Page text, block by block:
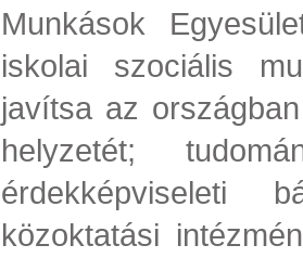
Munkások
iskolai szociális
javítsa az
helyzetét;
érdekképviseleti
közoktatási